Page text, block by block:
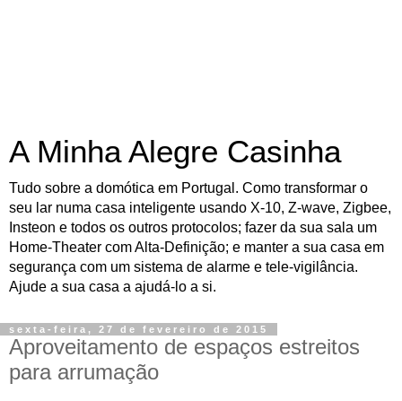
A Minha Alegre Casinha
Tudo sobre a domótica em Portugal. Como transformar o
seu lar numa casa inteligente usando X-10, Z-wave, Zigbee,
Insteon e todos os outros protocolos; fazer da sua sala um
Home-Theater com Alta-Definição; e manter a sua casa em
segurança com um sistema de alarme e tele-vigilância.
Ajude a sua casa a ajudá-lo a si.
sexta-feira, 27 de fevereiro de 2015
Aproveitamento de espaços estreitos
para arrumação